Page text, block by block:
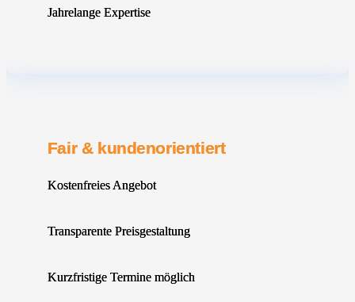
Jahrelange Expertise
Fair & kundenorientiert
Kostenfreies Angebot
Transparente Preisgestaltung
Kurzfristige Termine möglich